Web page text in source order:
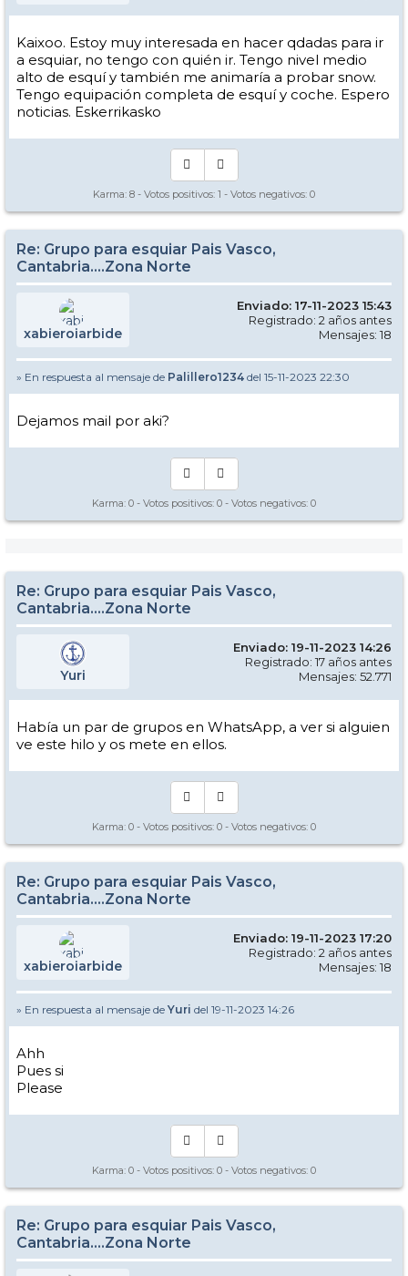
Kaixoo. Estoy muy interesada en hacer qdadas para ir
a esquiar, no tengo con quién ir. Tengo nivel medio
alto de esquí y también me animaría a probar snow.
Tengo equipación completa de esquí y coche. Espero
noticias. Eskerrikasko
Karma: 8 - Votos positivos: 1 - Votos negativos: 0
Re: Grupo para esquiar Pais Vasco,
Cantabria....Zona Norte
xabieroiarbide
Enviado: 17-11-2023 15:43
Registrado: 2 años antes
Mensajes: 18
» En respuesta al mensaje de Palillero1234 del 15-11-2023 22:30
Dejamos mail por aki?
Karma: 0 - Votos positivos: 0 - Votos negativos: 0
Re: Grupo para esquiar Pais Vasco,
Cantabria....Zona Norte
Yuri
Enviado: 19-11-2023 14:26
Registrado: 17 años antes
Mensajes: 52.771
Había un par de grupos en WhatsApp, a ver si alguien
ve este hilo y os mete en ellos.
Karma: 0 - Votos positivos: 0 - Votos negativos: 0
Re: Grupo para esquiar Pais Vasco,
Cantabria....Zona Norte
xabieroiarbide
Enviado: 19-11-2023 17:20
Registrado: 2 años antes
Mensajes: 18
» En respuesta al mensaje de Yuri del 19-11-2023 14:26
Ahh
Pues si
Please
Karma: 0 - Votos positivos: 0 - Votos negativos: 0
Re: Grupo para esquiar Pais Vasco,
Cantabria....Zona Norte